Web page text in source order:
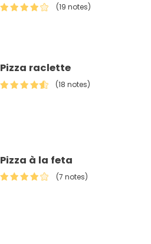
(19 notes)
Pizza raclette
(18 notes)
Pizza à la feta
(7 notes)